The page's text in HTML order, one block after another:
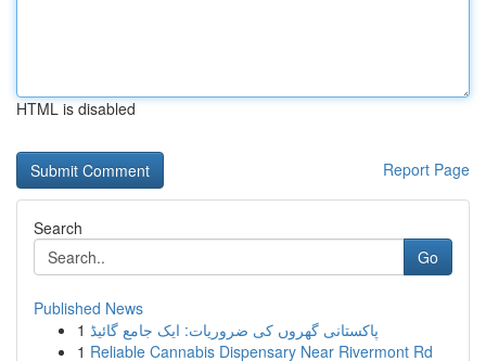
HTML is disabled
Report Page
Search
Go
Published News
1 پاکستانی گھروں کی ضروریات: ایک جامع گائیڈ
1 Reliable Cannabis Dispensary Near Rivermont Rd